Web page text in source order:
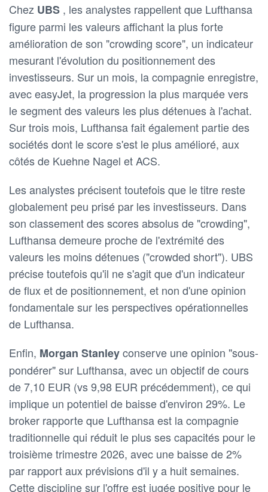
Chez UBS , les analystes rappellent que Lufthansa
figure parmi les valeurs affichant la plus forte
amélioration de son "crowding score", un indicateur
mesurant l'évolution du positionnement des
investisseurs. Sur un mois, la compagnie enregistre,
avec easyJet, la progression la plus marquée vers
le segment des valeurs les plus détenues à l'achat.
Sur trois mois, Lufthansa fait également partie des
sociétés dont le score s'est le plus amélioré, aux
côtés de Kuehne Nagel et ACS.
Les analystes précisent toutefois que le titre reste
globalement peu prisé par les investisseurs. Dans
son classement des scores absolus de "crowding",
Lufthansa demeure proche de l'extrémité des
valeurs les moins détenues ("crowded short"). UBS
précise toutefois qu'il ne s'agit que d'un indicateur
de flux et de positionnement, et non d'une opinion
fondamentale sur les perspectives opérationnelles
de Lufthansa.
Enfin, Morgan Stanleyconserve une opinion "sous-
pondérer" sur Lufthansa, avec un objectif de cours
de 7,10 EUR (vs 9,98 EUR précédemment), ce qui
implique un potentiel de baisse d'environ 29%. Le
broker rapporte que Lufthansa est la compagnie
traditionnelle qui réduit le plus ses capacités pour le
troisième trimestre 2026, avec une baisse de 2%
par rapport aux prévisions d'il y a huit semaines.
Cette discipline sur l'offre est jugée positive pour le